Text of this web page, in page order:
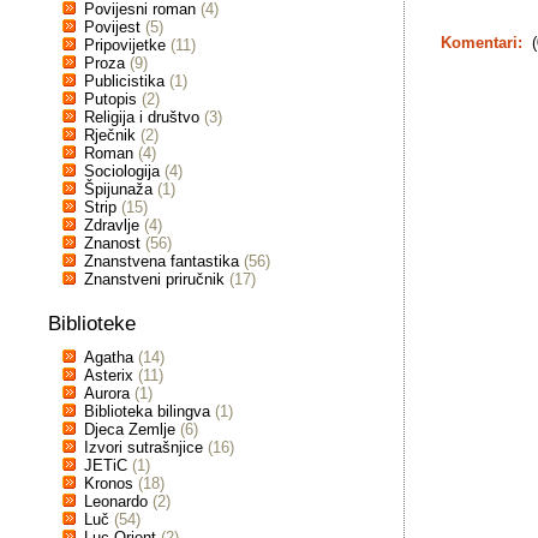
Povijesni roman (4)
Povijest (5)
Pripovijetke (11)
Proza (9)
Publicistika (1)
Putopis (2)
Religija i društvo (3)
Rječnik (2)
Roman (4)
Sociologija (4)
Špijunaža (1)
Strip (15)
Zdravlje (4)
Znanost (56)
Znanstvena fantastika (56)
Znanstveni priručnik (17)
Biblioteke
Agatha (14)
Asterix (11)
Aurora (1)
Biblioteka bilingva (1)
Djeca Zemlje (6)
Izvori sutrašnjice (16)
JETiC (1)
Kronos (18)
Leonardo (2)
Luč (54)
Komentari: